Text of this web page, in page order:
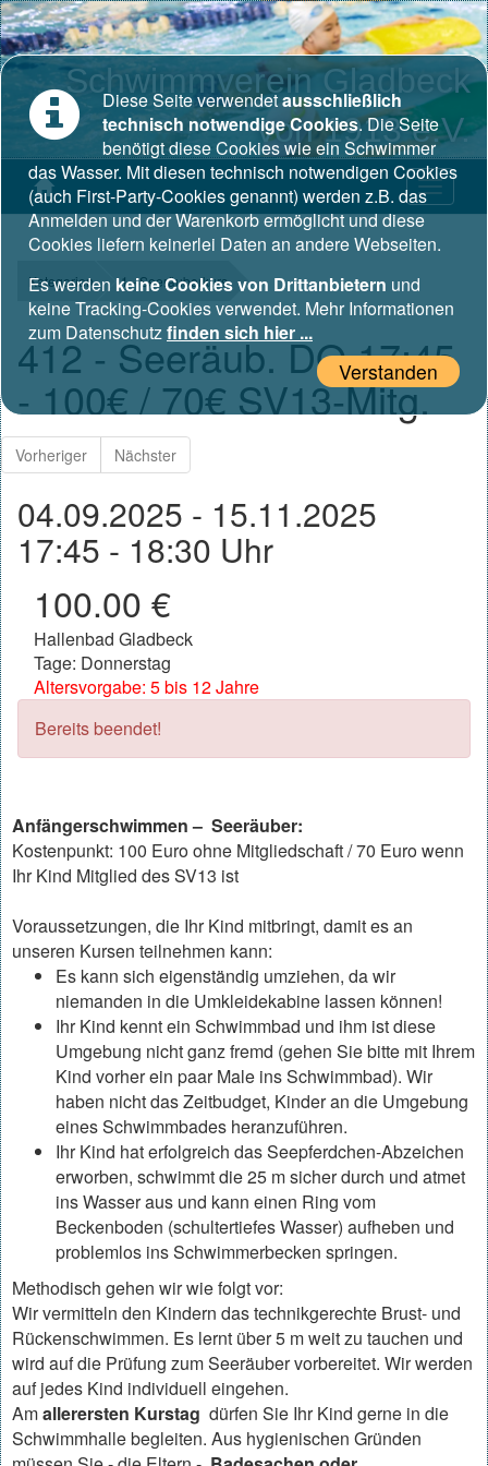
Schwimmverein Gladbeck
von 1913 e.V.
Kategorien 1 - Seeräuberkurs
412 - Seeräub. DO 17:45
- 100€ / 70€ SV13-Mitg.
Vorheriger Nächster
04.09.2025 - 15.11.2025
17:45 - 18:30 Uhr
100.00 €
Hallenbad Gladbeck
Tage: Donnerstag
Altersvorgabe: 5 bis 12 Jahre
Bereits beendet!
Anfängerschwimmen – Seeräuber:
Kostenpunkt: 100 Euro ohne Mitgliedschaft / 70 Euro wenn
Ihr Kind Mitglied des SV13 ist
Voraussetzungen, die Ihr Kind mitbringt, damit es an
unseren Kursen teilnehmen kann:
Es kann sich eigenständig umziehen, da wir
niemanden in die Umkleidekabine lassen können!
Ihr Kind kennt ein Schwimmbad und ihm ist diese
Umgebung nicht ganz fremd (gehen Sie bitte mit Ihrem
Kind vorher ein paar Male ins Schwimmbad). Wir
haben nicht das Zeitbudget, Kinder an die Umgebung
eines Schwimmbades heranzuführen.
Ihr Kind hat erfolgreich das Seepferdchen-Abzeichen
erworben, schwimmt die 25 m sicher durch und atmet
ins Wasser aus und kann einen Ring vom
Beckenboden (schultertiefes Wasser) aufheben und
problemlos ins Schwimmerbecken springen.
Methodisch gehen wir wie folgt vor:
Wir vermitteln den Kindern das technikgerechte Brust- und
Rückenschwimmen. Es lernt über 5 m weit zu tauchen und
wird auf die Prüfung zum Seeräuber vorbereitet. Wir werden
auf jedes Kind individuell eingehen.
Amallerersten Kurstag dürfen Sie Ihr Kind gerne in die
Schwimmhalle begleiten. Aus hygienischen Gründen
Diese Seite verwendetausschließlich
technisch notwendige Cookies. Die Seite
benötigt diese Cookies wie ein Schwimmer
das Wasser. Mit diesen technisch notwendigen Cookies
(auch First-Party-Cookies genannt) werden z.B. das
Anmelden und der Warenkorb ermöglicht und diese
Cookies liefern keinerlei Daten an andere Webseiten.
Es werden keine Cookies von Drittanbietern und
keine Tracking-Cookies verwendet. Mehr Informationen
zum Datenschutzfinden sich hier ...
Verstanden